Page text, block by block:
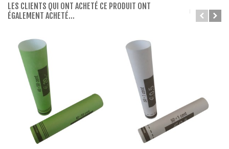
LES CLIENTS QUI ONT ACHETÉ CE PRODUIT ONT
ÉGALEMENT ACHETÉ...